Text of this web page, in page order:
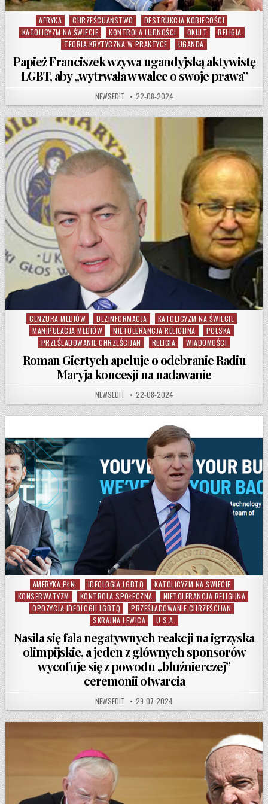
Posted in
AFRYKA CHRZEŚCIJAŃSTWO
DESTRUKCJA KOBIECOŚCI
KATOLICYZM NA ŚWIECIE
KONTROLA LUDNOŚCI OKULT
RELIGIA
TEORIA KRYTYCZNA W PRAKTYCE
UGANDA
Papież Franciszek wzywa ugandyjską aktywistę
LGBT, aby „wytrwała w walce o swoje prawa”
AUTHOR:
NEWSEDIT PUBLISHED DATE:
22-08-2024
Posted in
CENZURA MEDIÓW DEZINFORMACJA
KATOLICYZM NA ŚWIECIE
MANIPULACJA MEDIÓW
NIETOLERANCJA RELIGIJNA
POLSKA
PRZEŚLADOWANIE CHRZEŚCIJAN
RELIGIA WIADOMOŚCI
Roman Giertych apeluje o odebranie Radiu
Maryja koncesji na nadawanie
AUTHOR:
NEWSEDIT PUBLISHED DATE:
22-08-2024
Posted in
AMERYKA PŁN. IDEOLOGIA LGBTQ
KATOLICYZM NA ŚWIECIE
KONSERWATYZM
KONTROLA SPOŁECZNA
NIETOLERANCJA RELIGIJNA
OPOZYCJA IDEOLOGII LGBTQ
PRZEŚLADOWANIE CHRZEŚCIJAN
SKRAJNA LEWICA
U.S.A.
Nasila się fala negatywnych reakcji na igrzyska
olimpijskie, a jeden z głównych sponsorów
wycofuje się z powodu „bluźnierczej”
ceremonii otwarcia
AUTHOR:
NEWSEDIT PUBLISHED DATE:
29-07-2024